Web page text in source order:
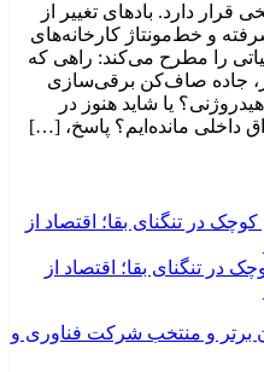
دارد. بادهای تغییر از
و خط‌مونتاژ کارخانه‌های
را مطرح می‌کند: راهی که
جاده صاف‌کن برقی‌سازی
یا شاید هنوز در
داخلی مانده‌ایم؟ پاسخ، […]
در تنگنای بقا؛ اقتصاد از
برتر و منتخب شرکت فناوری و